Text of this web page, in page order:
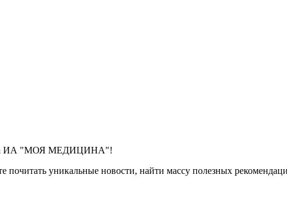
ИА "МОЯ МЕДИЦИНА"!
уникальные новости, найти массу полезных